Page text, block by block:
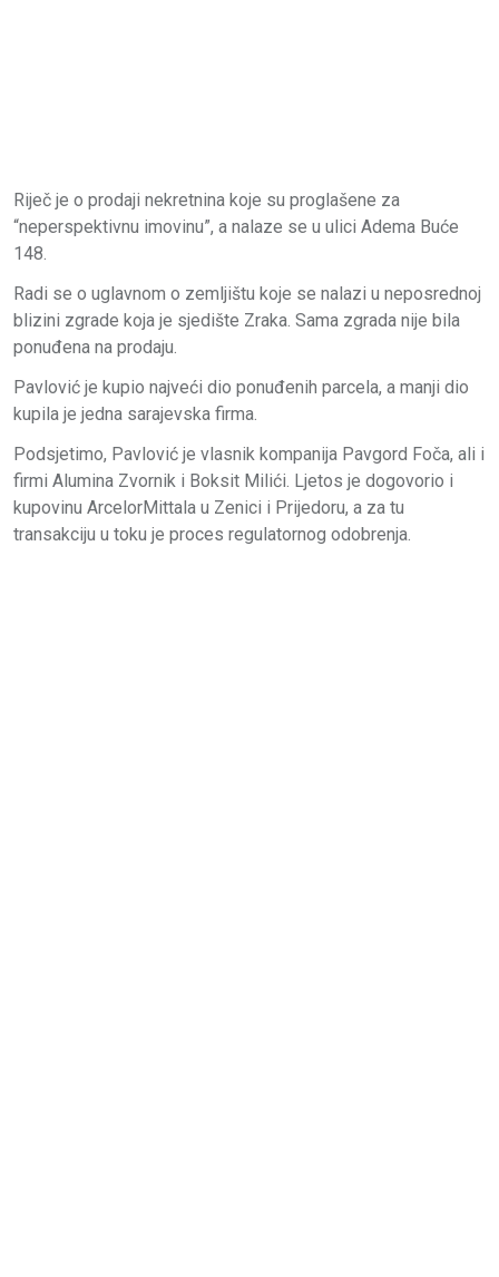
Riječ je o prodaji nekretnina koje su proglašene za
“neperspektivnu imovinu”, a nalaze se u ulici Adema Buće
148.
Radi se o uglavnom o zemljištu koje se nalazi u neposrednoj
blizini zgrade koja je sjedište Zraka. Sama zgrada nije bila
ponuđena na prodaju.
Pavlović je kupio najveći dio ponuđenih parcela, a manji dio
kupila je jedna sarajevska firma.
Podsjetimo, Pavlović je vlasnik kompanija Pavgord Foča, ali i
firmi Alumina Zvornik i Boksit Milići. Ljetos je dogovorio i
kupovinu ArcelorMittala u Zenici i Prijedoru, a za tu
transakciju u toku je proces regulatornog odobrenja.